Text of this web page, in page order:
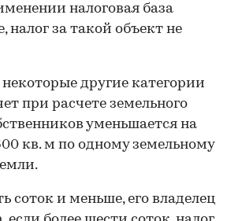
налоговая база
налог за такой объект не
другие категории
при расчете земельного
уменьшается на
кв. м по одному земельному
соток и меньше, его владелец